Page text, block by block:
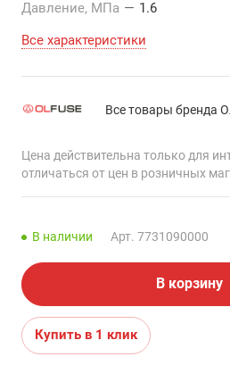
Давление, МПа — 1.6
Все характеристики
Все товары бренда
Цена действительна только для
отличаться от цен в розничных
В наличии Арт. 7731090000
В корзину
Купить в 1 клик